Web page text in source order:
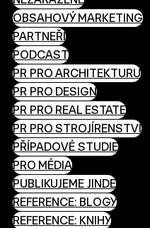
OBSAHOVÝ MARKETING
PARTNEŘI
PODCAST
PR PRO ARCHITEKTURU
PR PRO DESIGN
PR PRO REAL ESTATE
PR PRO STROJÍRENSTVÍ
PŘÍPADOVÉ STUDIE
PRO MÉDIA
PUBLIKUJEME JINDE
REFERENCE: BLOGY
REFERENCE: KNIHY